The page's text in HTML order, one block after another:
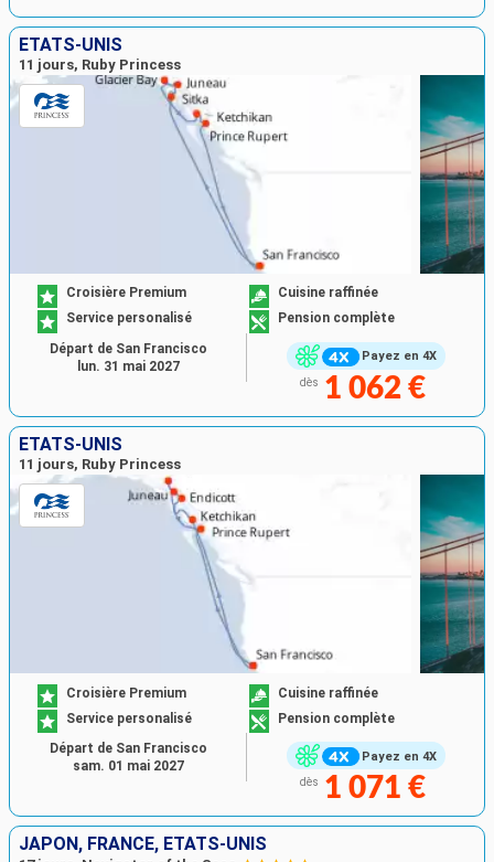
ÉTATS-UNIS
11 jours, Ruby Princess
Payez en 4X
Croisière Premium
Cuisine raffinée
Service personalisé
Pension complète
dès 1 062 €
Départ de San Francisco
lun. 31 mai 2027
ÉTATS-UNIS
11 jours, Ruby Princess
Payez en 4X
Croisière Premium
Cuisine raffinée
Service personalisé
Pension complète
dès 1 071 €
Départ de San Francisco
sam. 01 mai 2027
JAPON, FRANCE, ÉTATS-UNIS